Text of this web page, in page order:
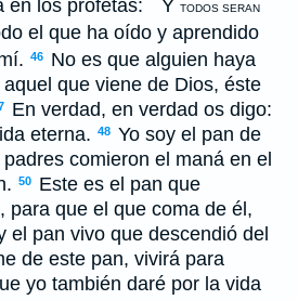
en los profetas: ``Y TODOS SERAN
el que ha oído y aprendido
46
No es que alguien haya
que viene de Dios, éste
En verdad, en verdad os digo:
eterna. 48 Yo soy el pan de
comieron el maná en el
50
Este es el pan que
para que el que coma de él,
el pan vivo que descendió del
de este pan, vivirá para
yo también daré por la vida